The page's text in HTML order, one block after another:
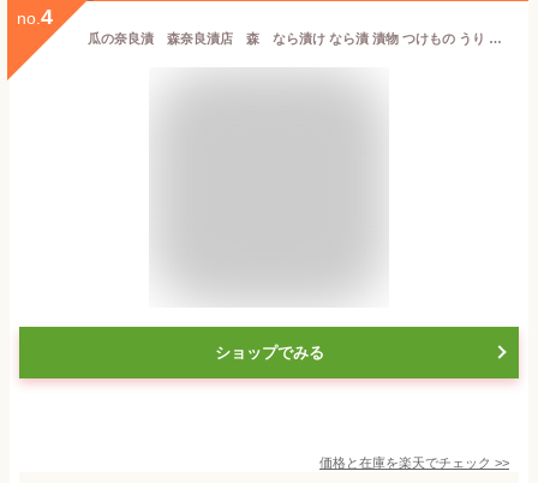
no. 4
瓜の奈良漬 森奈良漬店 森 なら漬け なら漬 漬物 つけもの うり お土産 おみやげ ギフト 名物 奈良 老舗 人気 贈り物
ショップでみる
価格と在庫を楽天でチェック >>